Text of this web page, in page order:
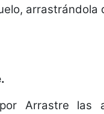
arrastrándola
Arrastre las